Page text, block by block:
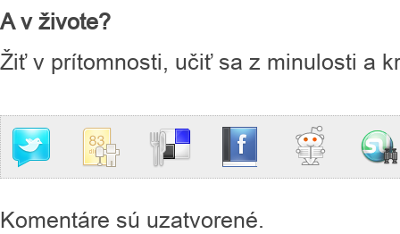
A v živote?
Žiť v prítomnosti, učiť sa z minulosti a
Komentáre sú uzatvorené.